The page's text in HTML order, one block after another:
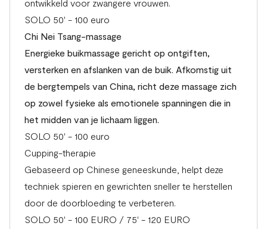
ontwikkeld voor zwangere vrouwen.
SOLO 50' - 100 euro
Chi Nei Tsang-massage
Energieke buikmassage gericht op ontgiften,
versterken en afslanken van de buik. Afkomstig uit
de bergtempels van China, richt deze massage zich
op zowel fysieke als emotionele spanningen die in
het midden van je lichaam liggen.
SOLO 50' - 100 euro
Cupping-therapie
Gebaseerd op Chinese geneeskunde, helpt deze
techniek spieren en gewrichten sneller te herstellen
door de doorbloeding te verbeteren.
SOLO 50' - 100 EURO / 75' - 120 EURO